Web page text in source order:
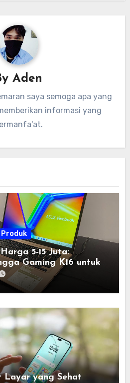
Aden
saya semoga apa yang
informasi yang
Produk
5-15 Juta:
Gaming K16 untuk
yang Sehat